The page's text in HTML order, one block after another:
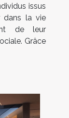
issus
dans la vie
de leur
Grâce